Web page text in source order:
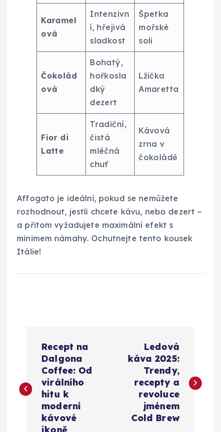
Karamel
ová
Intenzivn
í, hřejivá
sladkost
Špetka
mořské
soli
Čokolád
ová
Bohatý,
hořkosla
dký
dezert
Lžička
Amaretta
Fior di
Latte
Tradiční,
čistá
mléčná
chuť
Kávová
zrna v
čokoládě
Affogato je ideální, pokud se nemůžete
rozhodnout, jestli chcete kávu, nebo dezert –
a přitom vyžadujete maximální efekt s
minimem námahy. Ochutnejte tento kousek
Itálie!
v
Recept na
Dalgona
Coffee: Od
virálního
hitu k
moderní
kávové
Ledová
káva 2025:
Trendy,
recepty a
revoluce
jménem
Cold Brew